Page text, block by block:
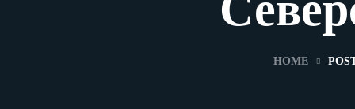
HOME